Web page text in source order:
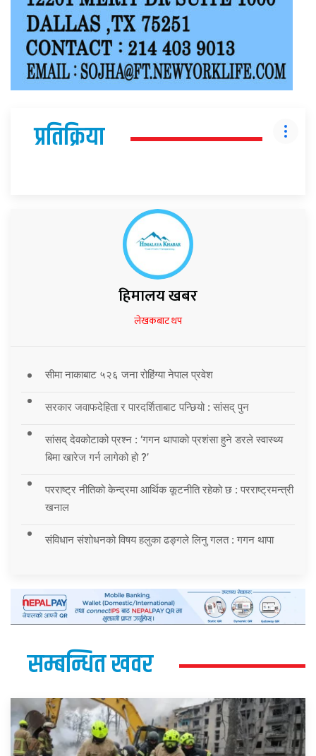
प्रतिक्रिया
हिमालय खबर
लेखकबाट थप
सीमा नाकाबाट ५२६ जना रोहिंग्या नेपाल प्रवेश
सरकार जवाफदेहिता र पारदर्शिताबाट पन्छियो : सांसद् पुन
सांसद् देवकोटाको प्रश्न : ‘गगन थापाको प्रशंसा हुने डरले स्वास्थ्य
बिमा खारेज गर्न लागेको हो ?’
परराष्ट्र नीतिको केन्द्रमा आर्थिक कूटनीति रहेको छ : परराष्ट्रमन्त्री
खनाल
संविधान संशोधनको विषय हलुका ढङ्गले लिनु गलत : गगन थापा
सम्बन्धित खवर